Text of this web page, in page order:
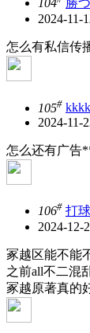
104
勝
2024-11-
怎么有私信传
105#
2024-11-
怎么还有广告
106# 打
2024-12-
冢越区能不能
之前all不二混
冢越原著真的